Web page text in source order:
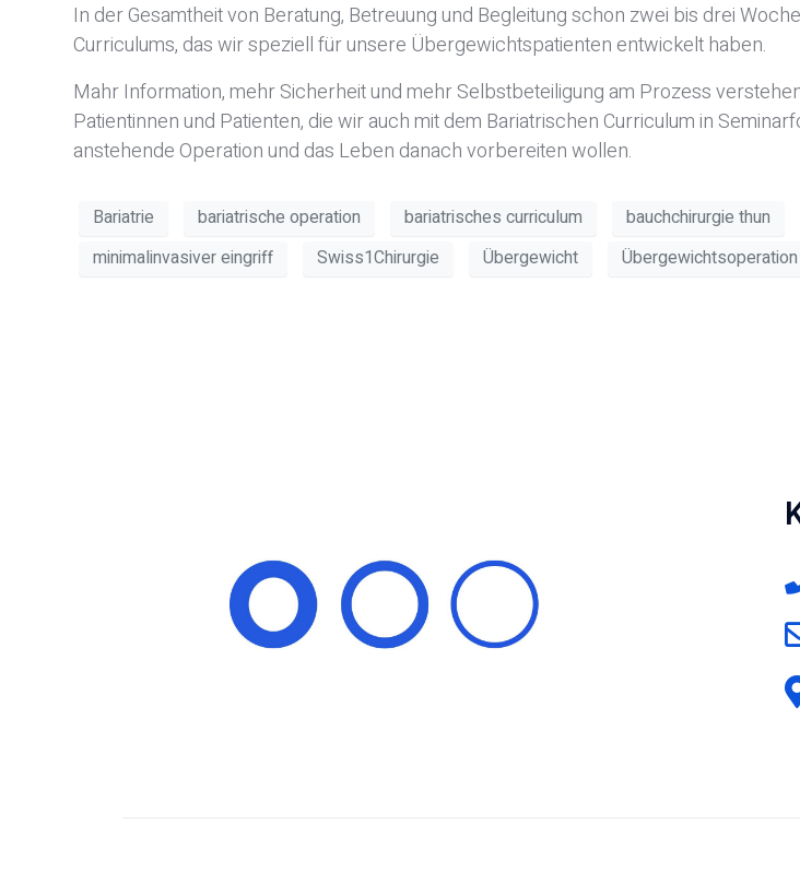
In der Gesamtheit von Beratung, Betreuung und Begleitung schon zwei bis drei
Curriculums, das wir speziell für unsere Übergewichtspatienten entwickelt haben.
Mahr Information, mehr Sicherheit und mehr Selbstbeteiligung am Prozess
Patientinnen und Patienten, die wir auch mit dem Bariatrischen Curriculum in
anstehende Operation und das Leben danach vorbereiten wollen.
Bariatrie bariatrische operation bariatrisches curriculum bauchchirurgie thun
minimalinvasiver eingriff
Swiss1Chirurgie Übergewicht Übergewichtsoperation